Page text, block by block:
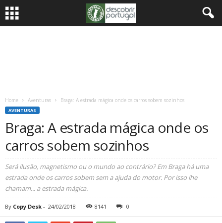
Home Aventuras Braga: A estrada mágica onde os carros sobem sozinhos
AVENTURAS
Braga: A estrada mágica onde os
carros sobem sozinhos
Será ilusão, magnetismo ou o mundo ao contrário? Em Braga há uma
estrada onde os carros sobem sem a ajuda do motor. Por isso lhe
chamam... a estrada mágica.
By Copy Desk - 24/02/2018 8141 0